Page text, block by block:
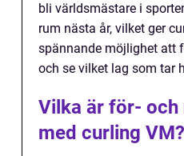
bli världsmästare i
rum nästa år, vilket ger
spännande möjlighet att
och se vilket lag som tar
Vilka är för- och
med curling VM?